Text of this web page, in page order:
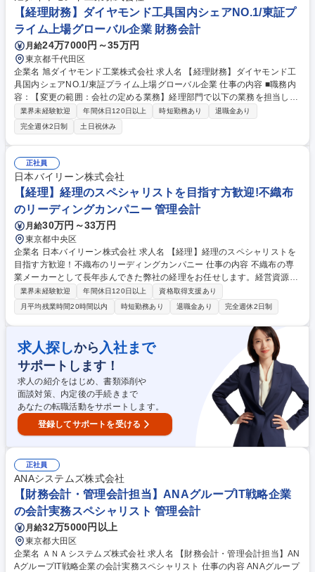
習得可能。また国内外の拠点においてスペシャリストやリーダーとして活
躍するなど、多様な経験を積めます。 募集職種 【経理/未経験歓迎】全従
業員数16万超★海外売上6割のグローバルメーカー
【経理財務】ダイヤモンド工具国内シェアNO.1/東証プ
ライム上場グローバル企業 財務会計
月給24万7000円～35万円
東京都千代田区
企業名 旭ダイヤモンド工業株式会社 求人名 【経理財務】ダイヤモンド工
具国内シェアNO.1/東証プライム上場グローバル企業 仕事の内容 ■職務内
容：【変更の範囲：会社の定める業務】経理部門で以下の業務を担当して
いるチームに加わり、経験を積みながら活躍していただきます。 ・月次決
算・四半期決算業務（伝票起票入力、経費精算、売掛金入金、買掛金支
払・未払金等）・その他経理業務（債権債務管理、固定資産管理、税務申
告業務など）・国内の事業拠点の内部監査にかかわる業務 ※その他、必要
に応じ決算短信・有価証券報告書などの決算開示書類の作成・開示にかか
わる業務や・社内資料の作成など管理会計にかかわる業務を経験していた
だきます。 募集職種 【経理財務】ダイヤモンド工具国内シェアNO.1/東証
プライム上場グローバル企業
業界未経験歓迎 年間休日120日以上 時短勤務あり
退職金あり
完全週休2日制
土日祝休み
正社員
日本バイリーン株式会社
【経理】経理のスペシャリストを目指す方歓迎!不織布
のリーディングカンパニー 管理会計
月給30万円～33万円
東京都中央区
企業名 日本バイリーン株式会社 求人名 【経理】経理のスペシャリストを
目指す方歓迎！不織布のリーディングカンパニー 仕事の内容 不織布の専
業メーカーとして長年歩んできた弊社の経理をお任せします。経営資源で
あるヒト・モノ・カネのうち、「カネ」の動きを管理することで、会社経
営の活動全般を計数的に把握する役割を担っています。 決算や税務報告の
みならず資金調達・運用などを通じてグローバルに多角展開する当社グル
ープ全体の経営の成果を明らかにします。将来的に、親会社Freudenberg
との連携業務にもかかわっていただく予定です。【詳細】■出納業務(経費
精算確認、経費払い確認、SAP 伝票転記、ファイリング)■決算業務(四半
期決算仕訳、親会社へのレポーティング、財務諸表作成)■税務■その他各
種問い合わせ対応等付随業務 募集職種 【経理】経理のスペシャリストを
目指す方歓迎！不織布のリーディングカンパニー
業界未経験歓迎 年間休日120日以上
資格取得支援あり
月平均残業時間20時間以内
時短勤務あり 退職金あり 完全週休2日制
求人探しから 入社まで
サポートします！
求人の紹介をはじめ、書類添削や
面談対策、内定後の手続きまで
あなたの転職活動をサポートします。
登録してサポートを受ける
正社員
ANAシステムズ株式会社
【財務会計・管理会計担当】ANAグループIT戦略企業
の会計実務スペシャリスト 管理会計
月給32万5000円以上
東京都大田区
企業名 ＡＮＡシステムズ株式会社 求人名 【財務会計・管理会計担当】AN
AグループIT戦略企業の会計実務スペシャリスト 仕事の内容 ANAグループ